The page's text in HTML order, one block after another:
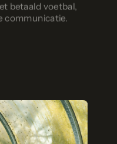
betaald voetbal,
communicatie.